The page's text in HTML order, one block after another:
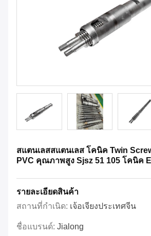
สแตนเลสสแตนเลส โคนิค Twin
PVC คุณภาพสูง Sjsz 51 105 โคนิค
รายละเอียดสินค้า
สถานที่กำเนิด: เจ้อเจียงประเทศจีน
ชื่อแบรนด์: Jialong